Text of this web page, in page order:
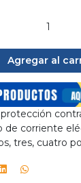
Agregar al
protección
corriente
tres, cuatro